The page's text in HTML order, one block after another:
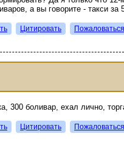
а вы говорите - такси за
Цитировать Пожаловаться
300 боливар, ехал лично,
Цитировать Пожаловаться